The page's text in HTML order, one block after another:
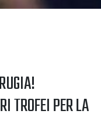
TROFEI PER LA